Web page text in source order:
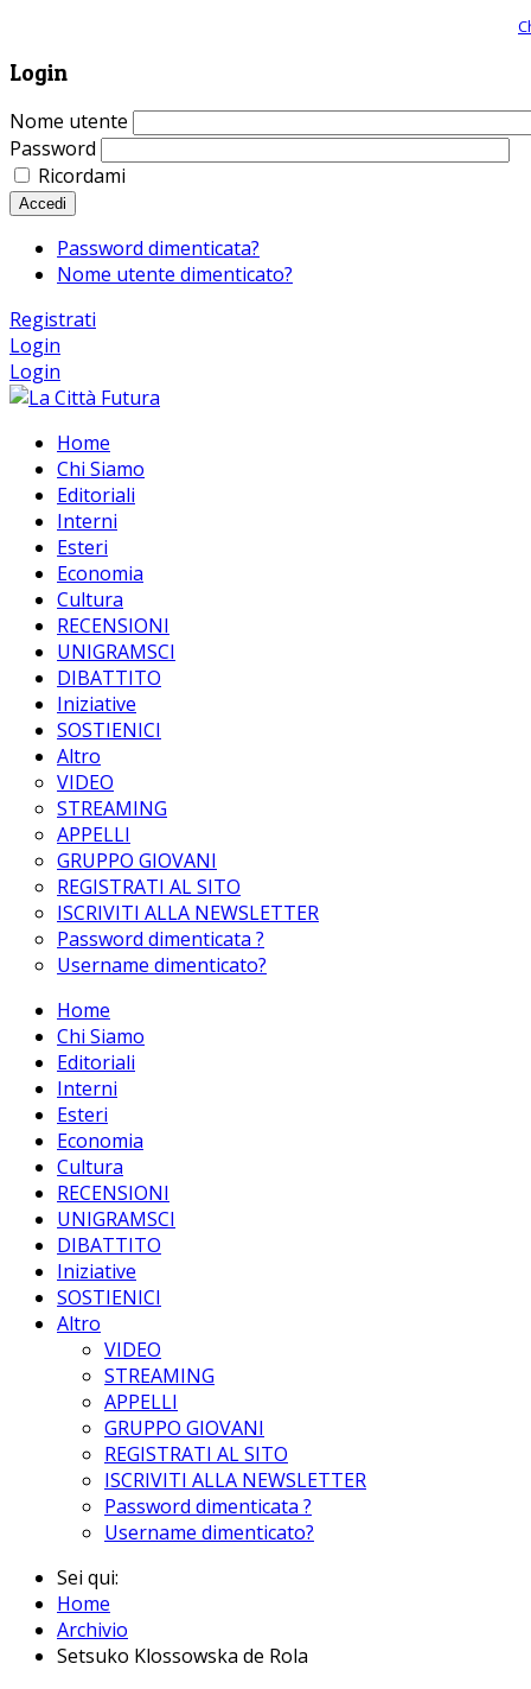
Login
Nome utente
Password
Ricordami
Accedi
Password dimenticata?
Nome utente dimenticato?
Registrati
Login
Login
Home
Chi Siamo
Editoriali
Interni
Esteri
Economia
Cultura
RECENSIONI
UNIGRAMSCI
DIBATTITO
Iniziative
SOSTIENICI
Altro
VIDEO
STREAMING
APPELLI
GRUPPO GIOVANI
REGISTRATI AL SITO
ISCRIVITI ALLA NEWSLETTER
Password dimenticata ?
Username dimenticato?
Home
Chi Siamo
Editoriali
Interni
Esteri
Economia
Cultura
RECENSIONI
UNIGRAMSCI
DIBATTITO
Iniziative
SOSTIENICI
Altro
VIDEO
STREAMING
APPELLI
GRUPPO GIOVANI
REGISTRATI AL SITO
ISCRIVITI ALLA NEWSLETTER
Password dimenticata ?
Username dimenticato?
Sei qui:
Home
Archivio
Setsuko Klossowska de Rola